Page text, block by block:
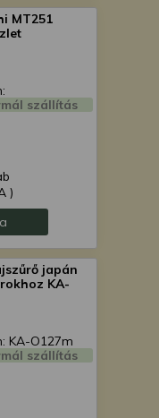
MT251
szállítás
)
japán
KA-
KA-O127m
szállítás